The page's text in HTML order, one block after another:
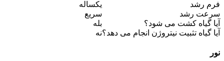
فرم رشد
یکساله
سرعت رشد
سریع
آیا گیاه کشت می شود؟
بله
آیا گیاه تثبیت نیتروژن انجام می دهد؟نه
نور